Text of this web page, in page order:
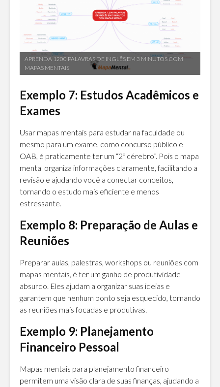
APRENDA 1200 PALAVRAS DE INGLÊS EM 3 MINUTOS COM
MAPAS MENTAIS
Exemplo 7: Estudos Acadêmicos e
Exames
Usar mapas mentais para estudar na faculdade ou
mesmo para um exame, como concurso público e
OAB, é praticamente ter um “2º cérebro”. Pois o mapa
mental organiza informações claramente, facilitando a
revisão e ajudando você a conectar conceitos,
tornando o estudo mais eficiente e menos
estressante.
Exemplo 8: Preparação de Aulas e
Reuniões
Preparar aulas, palestras, workshops ou reuniões com
mapas mentais, é ter um ganho de produtividade
absurdo. Eles ajudam a organizar suas ideias e
garantem que nenhum ponto seja esquecido, tornando
as reuniões mais focadas e produtivas.
Exemplo 9: Planejamento
Financeiro Pessoal
Mapas mentais para planejamento financeiro
permitem uma visão clara de suas finanças, ajudando a